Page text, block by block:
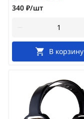
340 ₽/шт
В корзину